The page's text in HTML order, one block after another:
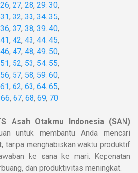
26, 27, 28, 29, 30,
31, 32, 33, 34, 35,
36, 37, 38, 39, 40,
41, 42, 43, 44, 45,
46, 47, 48, 49, 50,
51, 52, 53, 54, 55,
56, 57, 58, 59, 60,
61, 62, 63, 64, 65,
66, 67, 68, 69, 70
Asah Otakmu Indonesia (SAN)
untuk membantu Anda mencari
tanpa menghabiskan waktu produktif
ke sana ke mari. Kepenatan
dan produktivitas meningkat.